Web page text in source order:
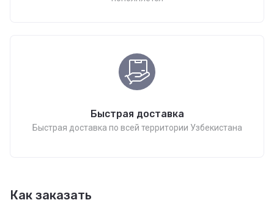
Быстрая доставка
Быстрая доставка по всей территории Узбекистана
Как заказать